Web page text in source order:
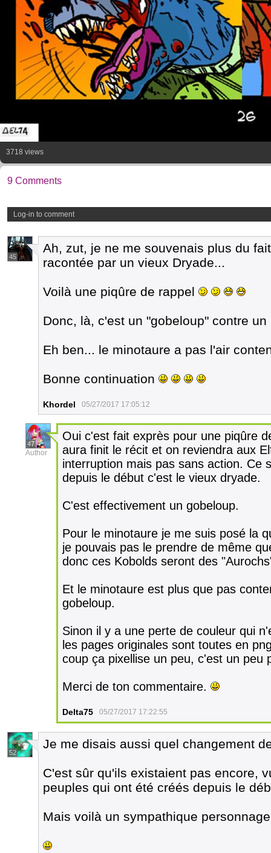
3718 views
9 Comments
Log-in to comment
45
Ah, zut, je ne me souvenais plus du
racontée par un vieux Dryade...
Voilà une piqûre de rappel
Donc, là, c'est un "gobeloup" contre un
Eh ben... le minotaure a pas l'air
Bonne continuation
Khordel 05/27/2017 17:05:12
47
Author
Oui c'est fait exprès pour une piqûre
aura finit le récit et on reviendra aux
interruption mais pas sans action. Ce
depuis le début c'est le vieux dryade.
C'est effectivement un gobeloup.
Pour le minotaure je me suis posé la
je pouvais pas le prendre de même
donc ces Kobolds seront des
Et le minotaure est plus que pas
gobeloup.
Sinon il y a une perte de couleur qui
les pages originales sont toutes en
coup ça pixellise un peu, c'est un peu
Merci de ton commentaire.
Delta75 05/27/2017 17:22:55
52
Je me disais aussi quel changement
C'est sûr qu'ils existaient pas encore,
peuples qui ont été créés depuis le
Mais voilà un sympathique